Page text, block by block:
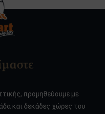
προμηθεύουμε με
και δεκάδες χώρες του